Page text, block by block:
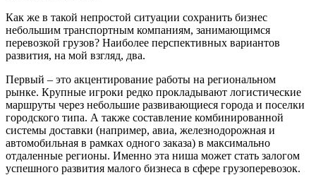
Как же в такой непростой ситуации сохранить бизнес
небольшим транспортным компаниям, занимающимся
перевозкой грузов? Наиболее перспективных вариантов
развития, на мой взгляд, два.
Первый – это акцентирование работы на региональном
рынке. Крупные игроки редко прокладывают логистические
маршруты через небольшие развивающиеся города и поселки
городского типа. А также составление комбинированной
системы доставки (например, авиа, железнодорожная и
автомобильная в рамках одного заказа) в максимально
отдаленные регионы. Именно эта ниша может стать залогом
успешного развития малого бизнеса в сфере грузоперевозок.